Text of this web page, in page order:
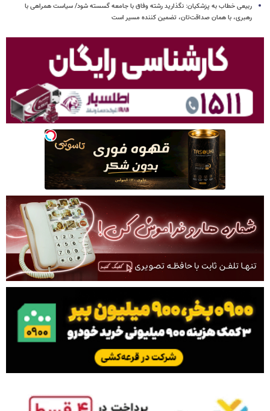
ربیعی خطاب به پزشکیان: نگذارید رشته وفاق با جامعه گسسته شود/ سیاست همراهی با
رهبری، با همان صداقت‌تان، تضمین کننده مسیر است